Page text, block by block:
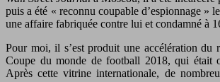
puis a été « reconnu coupable d’espionnage »
une affaire fabriquée contre lui et condamné à
Pour moi, il s’est produit une accélération du
Coupe du monde de football 2018, qui était
Après cette vitrine internationale, de